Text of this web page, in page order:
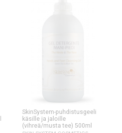
SkinSystem-puhdistusgeeli
käsille ja jaloille
(vihreä/musta tee) 500ml